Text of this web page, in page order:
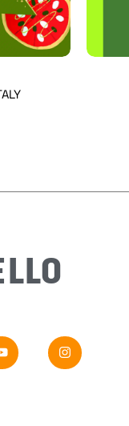
Nom*